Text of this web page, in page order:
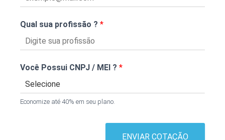
Qual sua profissão ? *
Você Possui CNPJ / MEI ? *
Economize até 40% em seu plano.
ENVIAR COTAÇÃO